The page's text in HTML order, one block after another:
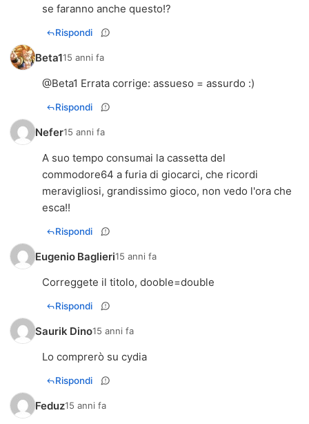
se faranno anche questo!?
Rispondi
Beta115 anni fa
@Beta1 Errata corrige: assueso = assurdo :)
Rispondi
Nefer15 anni fa
A suo tempo consumai la cassetta del
commodore64 a furia di giocarci, che ricordi
meravigliosi, grandissimo gioco, non vedo l'ora che
esca!!
Rispondi
Eugenio Baglieri15 anni fa
Correggete il titolo, dooble=double
Rispondi
Saurik Dino15 anni fa
Lo comprerò su cydia
Rispondi
Feduz15 anni fa